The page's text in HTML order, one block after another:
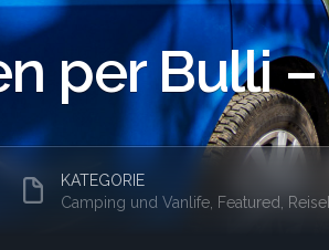
per Bulli –
KATEGORIE
Camping und Vanlife Featured Reiseberichte und